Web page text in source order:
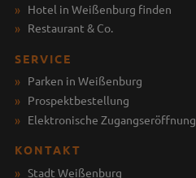
Hotel in Weißenburg finden
Restaurant & Co.
SERVICE
Parken in Weißenburg
Prospektbestellung
Elektronische Zugangseröffnung
KONTAKT
Stadt Weißenburg